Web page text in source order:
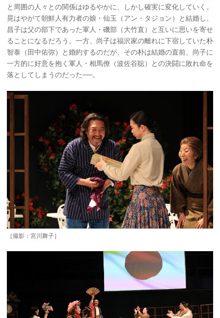
と周囲の人々との関係はゆるやかに、しかし確実に変化していく。
晃はやがて朝鮮人有力者の娘・仙玉（アン・タジョン）と結婚し、
昌子は父の部下であった軍人・磯部（大竹直）と互いに思いを寄せ
ることになるだろう。一方、尚子は福沢家の離れに下宿していた朴
智泰（田中佑弥）と婚約するのだが、その朴は結婚の直前、尚子に
一方的に好意を抱く軍人・相馬僚（波佐谷聡）との決闘に敗れ命を
落としてしまうのだった──。
［撮影：宮川舞子］